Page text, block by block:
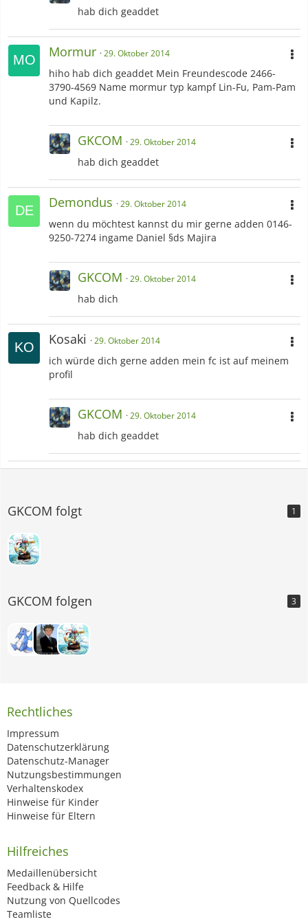
hab dich geaddet
Mormur 29. Oktober 2014
hiho hab dich geaddet Mein Freundescode 2466-
3790-4569 Name mormur typ kampf Lin-Fu, Pam-Pam
und Kapilz.
GKCOM 29. Oktober 2014
hab dich geaddet
Demondus 29. Oktober 2014
wenn du möchtest kannst du mir gerne adden 0146-
9250-7274 ingame Daniel §ds Majira
GKCOM 29. Oktober 2014
hab dich
Kosaki 29. Oktober 2014
ich würde dich gerne adden mein fc ist auf meinem
profil
GKCOM 29. Oktober 2014
hab dich geaddet
GKCOM folgt 1
GKCOM folgen 3
Rechtliches
Impressum
Datenschutzerklärung
Datenschutz-Manager
Nutzungsbestimmungen
Verhaltenskodex
Hinweise für Kinder
Hinweise für Eltern
Hilfreiches
Medaillenübersicht
Feedback & Hilfe
Nutzung von Quellcodes
Teamliste